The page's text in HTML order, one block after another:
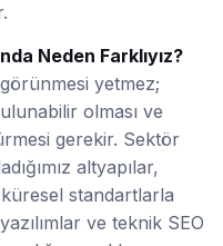
Neden Farklıyız?
yetmez;
olması ve
gerekir. Sektör
altyapılar,
standartlarla
ve teknik SEO